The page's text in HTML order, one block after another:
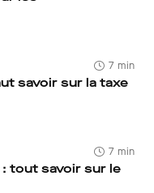
7 min
savoir sur la taxe
7 min
tout savoir sur le